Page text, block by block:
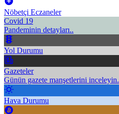
Nöbetçi Eczaneler
Covid 19
Pandeminin detayları..
Yol Durumu
Gazeteler
Günün gazete manşetlerini inceleyin.
Hava Durumu